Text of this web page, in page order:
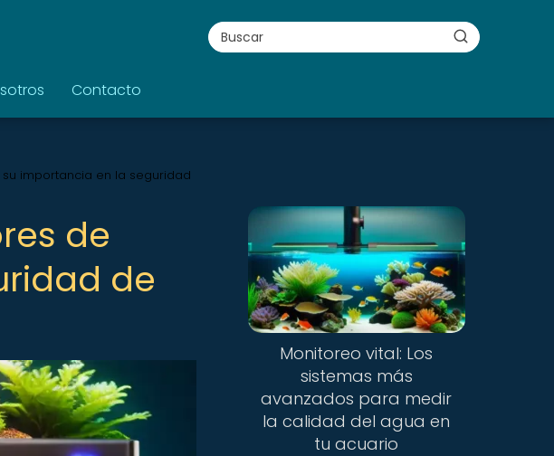
Contacto
importancia en la seguridad
de
de
Monitoreo vital: Los
sistemas más
avanzados para medir
la calidad del agua en
tu acuario